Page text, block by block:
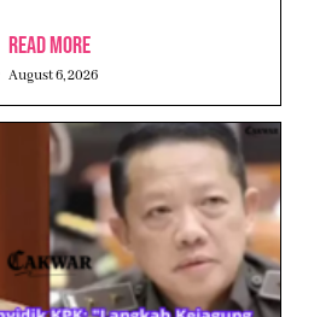
Read More
August 6, 2026